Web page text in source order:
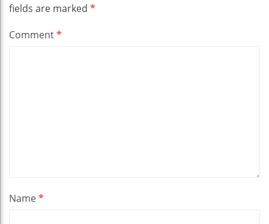
fields are marked *
Comment*
Name*